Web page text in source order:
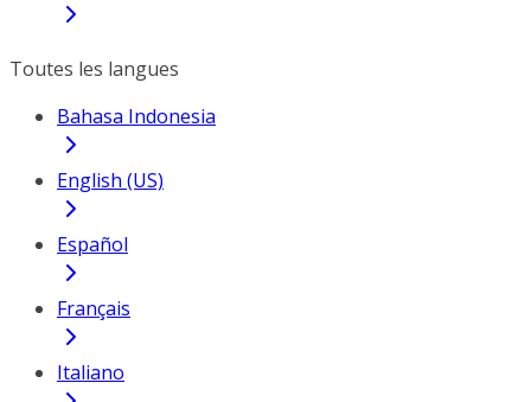
Toutes les langues
Bahasa Indonesia
English (US)
Español
Français
Italiano